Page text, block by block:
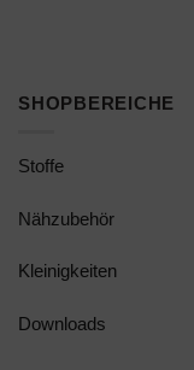
SHOPBEREICHE
Stoffe
Nähzubehör
Kleinigkeiten
Downloads